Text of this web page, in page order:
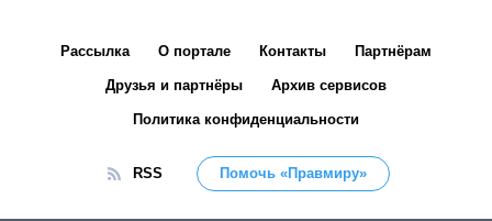
Рассылка О портале Контакты Партнёрам
Друзья и партнёры Архив сервисов
Политика конфиденциальности
RSS Помочь «Правмиру»